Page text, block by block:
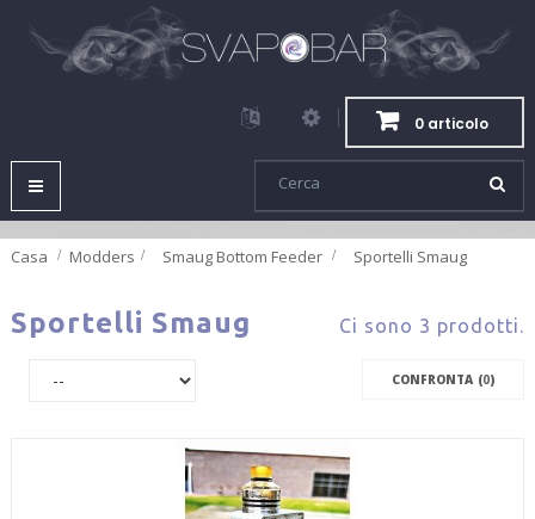
0 articolo
Navigazione
Toggle
Casa Modders > Smaug Bottom Feeder > Sportelli Smaug
Sportelli Smaug Ci sono 3 prodotti.
CONFRONTA (0)